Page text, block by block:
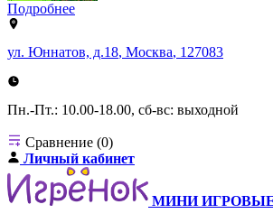
Подробнее
ул. Юннатов, д.18, Москва, 127083
Пн.-Пт.: 10.00-18.00, сб-вс: выходной
Сравнение (0)
Личный кабинет
МИНИ